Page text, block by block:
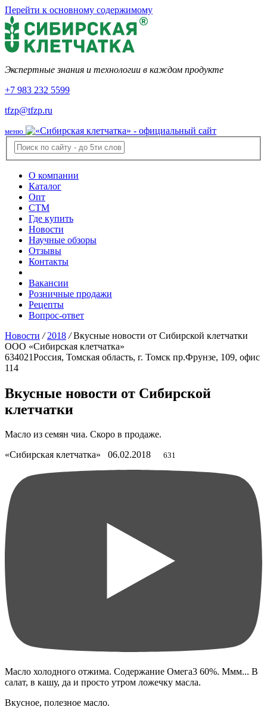
Перейти к основному содержимому
Экспертные знания и технологии в каждом продукте
+7 983 232 5599
tfzp@tfzp.ru
меню
О компании
Каталог
Опт
СТМ
Где купить
Новости
Научные обзоры
Отзывы
Контакты
Вакансии
Розничные продажи
Рецепты
Вопрос-ответ
Новости / 2018 / Вкусные новости от Сибирской клетчатки
ООО «Сибирская клетчатка»
634021Россия, Томская область, г. Томск пр.Фрунзе, 109, офис
114
Вкусные новости от Сибирской
клетчатки
Масло из семян чиа. Скоро в продаже.
«Сибирская клетчатка» 06.02.2018 631
Масло холодного отжима. Содержание Омега3 60%. Ммм... В
салат, в кашу, да и просто утром ложечку масла.
Вкусное, полезное масло.